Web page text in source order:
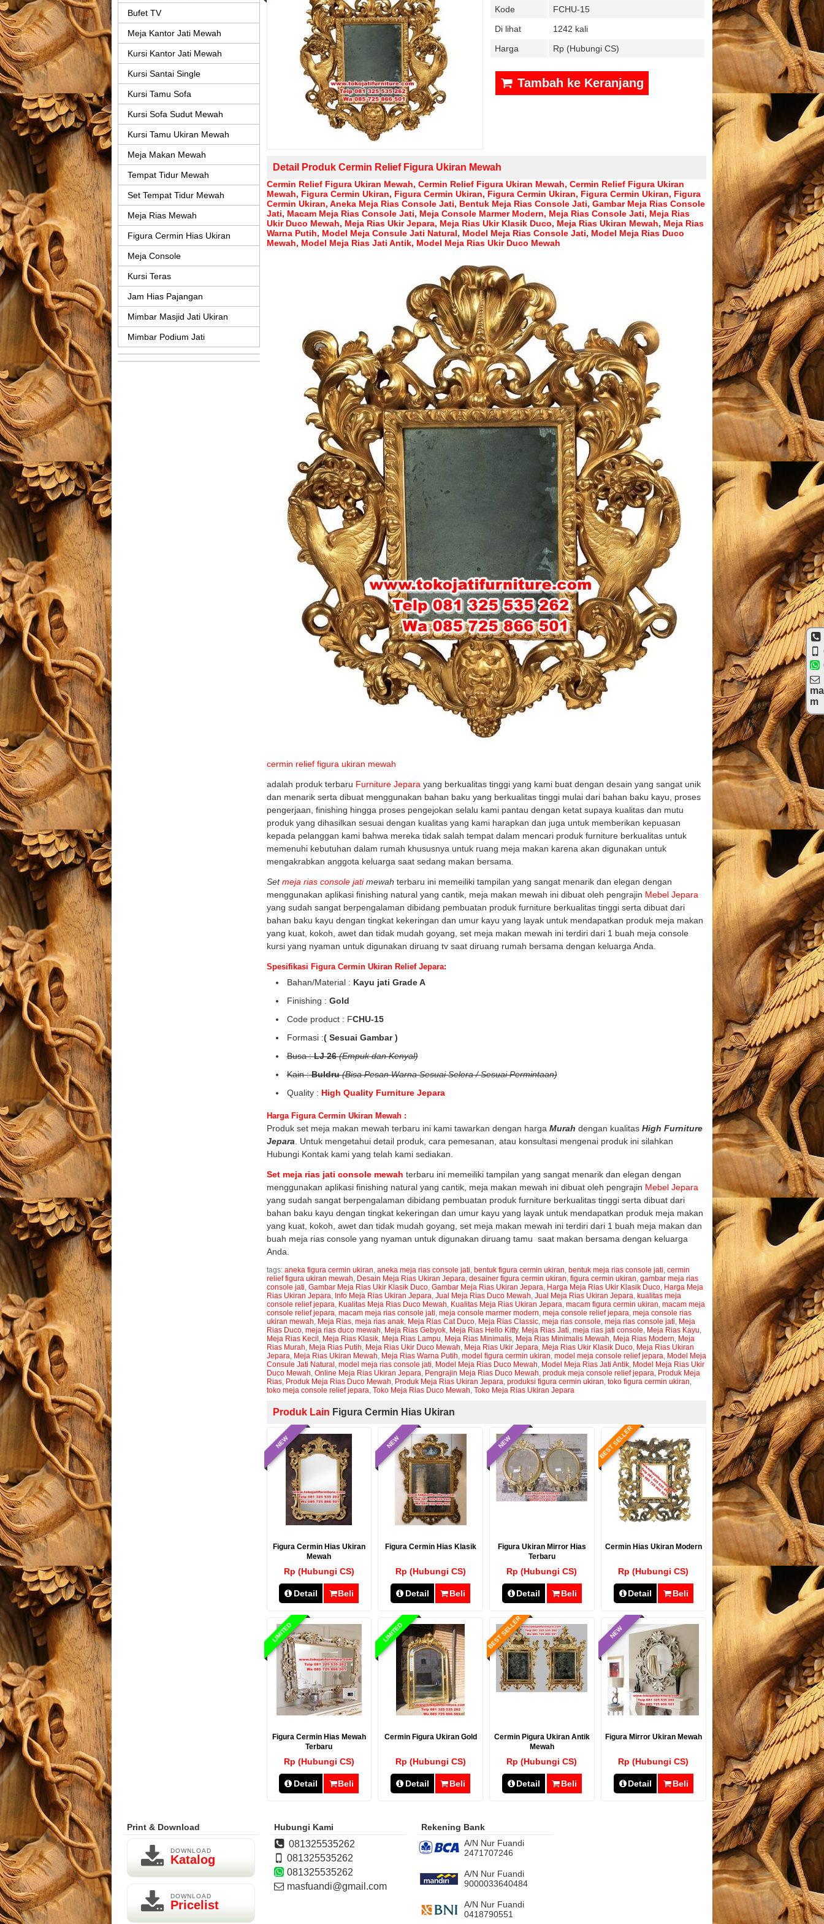
Kode
FCHU-15
Di lihat
1242 kali
Harga
Rp (Hubungi CS)
Tambah ke Keranjang
Detail Produk Cermin Relief Figura Ukiran Mewah
Cermin Relief Figura Ukiran Mewah, Cermin Relief Figura Ukiran Mewah, Cermin Relief Figura Ukiran
Mewah, Figura Cermin Ukiran, Figura Cermin Ukiran, Figura Cermin Ukiran, Figura Cermin Ukiran, Figura
Cermin Ukiran, Aneka Meja Rias Console Jati, Bentuk Meja Rias Console Jati, Gambar Meja Rias Console
Jati, Macam Meja Rias Console Jati, Meja Console Marmer Modern, Meja Rias Console Jati, Meja Rias
Ukir Duco Mewah, Meja Rias Ukir Jepara, Meja Rias Ukir Klasik Duco, Meja Rias Ukiran Mewah, Meja Rias
Warna Putih, Model Meja Consule Jati Natural, Model Meja Rias Console Jati, Model Meja Rias Duco
Mewah, Model Meja Rias Jati Antik, Model Meja Rias Ukir Duco Mewah
cermin relief figura ukiran mewah
adalah produk terbaru Furniture Jepara yang berkualitas tinggi yang kami buat dengan desain yang sangat unik
dan menarik serta dibuat menggunakan bahan baku yang berkualitas tinggi mulai dari bahan baku kayu, proses
pengerjaan, finishing hingga proses pengejokan selalu kami pantau dengan ketat supaya kualitas dan mutu
produk yang dihasilkan sesuai dengan kualitas yang kami harapkan dan juga untuk memberikan kepuasan
kepada pelanggan kami bahwa mereka tidak salah tempat dalam mencari produk furniture berkualitas untuk
memenuhi kebutuhan dalam rumah khususnya untuk ruang meja makan karena akan digunakan untuk
mengakrabkan anggota keluarga saat sedang makan bersama.
Setmeja rias console jatimewah terbaru ini memeiliki tampilan yang sangat menarik dan elegan dengan
menggunakan aplikasi finishing natural yang cantik, meja makan mewah ini dibuat oleh pengrajin Mebel Jepara
yang sudah sangat berpengalaman dibidang pembuatan produk furniture berkualitas tinggi serta dibuat dari
bahan baku kayu dengan tingkat kekeringan dan umur kayu yang layak untuk mendapatkan produk meja makan
yang kuat, kokoh, awet dan tidak mudah goyang, set meja makan mewah ini terdiri dari 1 buah meja console
kursi yang nyaman untuk digunakan diruang tv saat diruang rumah bersama dengan keluarga Anda.
Spesifikasi Figura Cermin Ukiran Relief Jepara:
Bahan/Material : Kayu jati Grade A
Finishing : Gold
Code product : FCHU-15
Formasi :( Sesuai Gambar )
Busa :LJ 26 (Empuk dan Kenyal)
Kain :Buldru(Bisa Pesan Warna Sesuai Selera / Sesuai Permintaan)
Quality : High Quality Furniture Jepara
Harga Figura Cermin Ukiran Mewah :
Produk set meja makan mewah terbaru ini kami tawarkan dengan harga Murah dengan kualitas High Furniture
Jepara . Untuk mengetahui detail produk, cara pemesanan, atau konsultasi mengenai produk ini silahkan
Hubungi Kontak kami yang telah kami sediakan.
Set meja rias jati console mewah terbaru ini memeiliki tampilan yang sangat menarik dan elegan dengan
menggunakan aplikasi finishing natural yang cantik, meja makan mewah ini dibuat oleh pengrajin Mebel Jepara
yang sudah sangat berpengalaman dibidang pembuatan produk furniture berkualitas tinggi serta dibuat dari
bahan baku kayu dengan tingkat kekeringan dan umur kayu yang layak untuk mendapatkan produk meja makan
yang kuat, kokoh, awet dan tidak mudah goyang, set meja makan mewah ini terdiri dari 1 buah meja makan dan
buah meja rias console yang nyaman untuk digunakan diruang tamu saat makan bersama dengan keluarga
Anda.
tags: aneka figura cermin ukiran, aneka meja rias console jati, bentuk figura cermin ukiran, bentuk meja rias console jati, cermin
relief figura ukiran mewah, Desain Meja Rias Ukiran Jepara, desainer figura cermin ukiran, figura cermin ukiran, gambar meja rias
console jati, Gambar Meja Rias Ukir Klasik Duco, Gambar Meja Rias Ukiran Jepara, Harga Meja Rias Ukir Klasik Duco, Harga Meja
Rias Ukiran Jepara, Info Meja Rias Ukiran Jepara, Jual Meja Rias Duco Mewah, Jual Meja Rias Ukiran Jepara, kualitas meja
console relief jepara, Kualitas Meja Rias Duco Mewah, Kualitas Meja Rias Ukiran Jepara, macam figura cermin ukiran, macam meja
console relief jepara, macam meja rias console jati, meja console marmer modern, meja console relief jepara, meja console rias
ukiran mewah, Meja Rias, meja rias anak, Meja Rias Cat Duco, Meja Rias Classic, meja rias console, meja rias console jati, Meja
Rias Duco, meja rias duco mewah, Meja Rias Gebyok, Meja Rias Hello Kitty, Meja Rias Jati, meja rias jati console, Meja Rias Kayu,
Meja Rias Kecil , Meja Rias Klasik, Meja Rias Lampu, Meja Rias Minimalis, Meja Rias Minimalis Mewah, Meja Rias Modern, Meja
Rias Murah, Meja Rias Putih, Meja Rias Ukir Duco Mewah, Meja Rias Ukir Jepara, Meja Rias Ukir Klasik Duco, Meja Rias Ukiran
Jepara, Meja Rias Ukiran Mewah, Meja Rias Warna Putih, model figura cermin ukiran, model meja console relief jepara, Model Meja
Consule Jati Natural , model meja rias console jati, Model Meja Rias Duco Mewah, Model Meja Rias Jati Antik, Model Meja Rias Ukir
Duco Mewah, Online Meja Rias Ukiran Jepara, Pengrajin Meja Rias Duco Mewah, produk meja console relief jepara, Produk Meja
Rias, Produk Meja Rias Duco Mewah, Produk Meja Rias Ukiran Jepara, produksi figura cermin ukiran, toko figura cermin ukiran,
toko meja console relief jepara, Toko Meja Rias Duco Mewah, Toko Meja Rias Ukiran Jepara
Produk Lain Figura Cermin Hias Ukiran
NEW
Figura Cermin Hias Ukiran
Mewah
Rp (Hubungi CS)
Detail Beli
NEW
Figura Cermin Hias Klasik
Rp (Hubungi CS)
Detail Beli
NEW
Figura Ukiran Mirror Hias
Terbaru
Rp (Hubungi CS)
Detail Beli
BEST SELLER
Cermin Hias Ukiran Modern
Rp (Hubungi CS)
Detail Beli
LIMITED
Figura Cermin Hias Mewah
Terbaru
Rp (Hubungi CS)
Detail Beli
LIMITED
Cermin Figura Ukiran Gold
Rp (Hubungi CS)
Detail Beli
BEST SELLER
Cermin Pigura Ukiran Antik
Mewah
Rp (Hubungi CS)
Detail Beli
NEW
Figura Mirror Ukiran Mewah
Rp (Hubungi CS)
Detail Beli
Bufet TV
Meja Kantor Jati Mewah
Kursi Kantor Jati Mewah
Kursi Santai Single
Kursi Tamu Sofa
Kursi Sofa Sudut Mewah
Kursi Tamu Ukiran Mewah
Meja Makan Mewah
Tempat Tidur Mewah
Set Tempat Tidur Mewah
Meja Rias Mewah
Figura Cermin Hias Ukiran
Meja Console
Kursi Teras
Jam Hias Pajangan
Mimbar Masjid Jati Ukiran
Mimbar Podium Jati
Print & Download
DOWNLOAD
Katalog
DOWNLOAD
Pricelist
Hubungi Kami
081325535262
081325535262
081325535262
masfuandi@gmail.com
Rekening Bank
A/N Nur Fuandi
2471707246
A/N Nur Fuandi
9000033640484
A/N Nur Fuandi
0418790551
m